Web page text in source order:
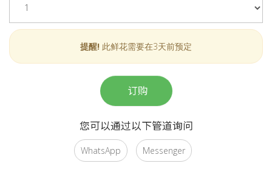
提醒! 此鲜花需要在3天前预定
订购
您可以通过以下管道询问
WhatsApp Messenger